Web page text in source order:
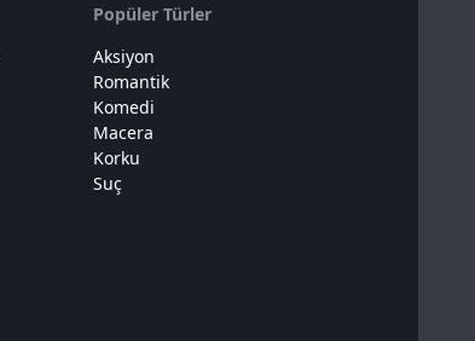
Popüler Türler
Aksiyon
Romantik
Komedi
Macera
Korku
Suç